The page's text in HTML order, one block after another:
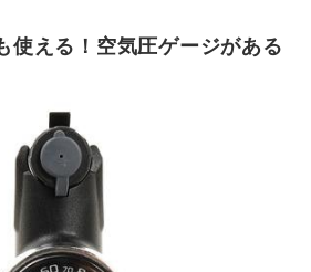
使える！空気圧ゲージがある